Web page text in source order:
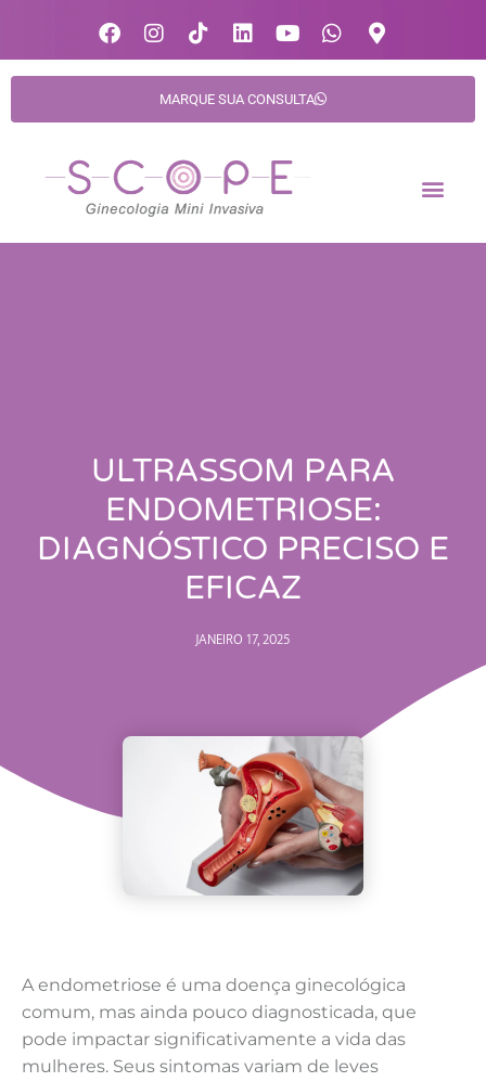
MARQUE SUA CONSULTA
ULTRASSOM PARA
ENDOMETRIOSE:
DIAGNÓSTICO PRECISO E
EFICAZ
JANEIRO 17, 2025
A endometriose é uma doença ginecológica
comum, mas ainda pouco diagnosticada, que
pode impactar significativamente a vida das
mulheres. Seus sintomas variam de leves